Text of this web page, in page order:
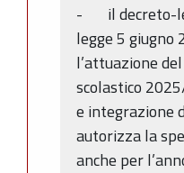
- il decreto-
legge 5 giugno
l’attuazione
scolastico
e integrazione
autorizza la
anche per